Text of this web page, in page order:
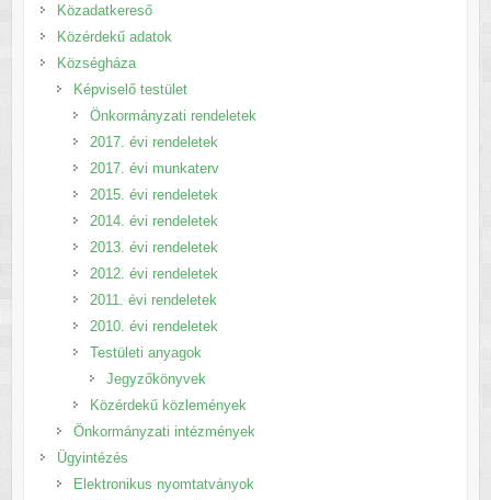
Közadatkereső
Közérdekű adatok
Községháza
Képviselő testület
Önkormányzati rendeletek
2017. évi rendeletek
2017. évi munkaterv
2015. évi rendeletek
2014. évi rendeletek
2013. évi rendeletek
2012. évi rendeletek
2011. évi rendeletek
2010. évi rendeletek
Testületi anyagok
Jegyzőkönyvek
Közérdekű közlemények
Önkormányzati intézmények
Ügyintézés
Elektronikus nyomtatványok